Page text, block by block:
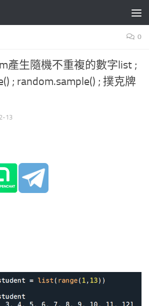
0
產生隨機不重複的數字list ;
; random.sample() ; 撲克牌
13